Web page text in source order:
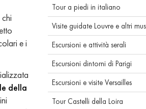
e i
della
Tour a piedi in italiano
Visite guidate Louvre e altri
Escursioni e attività serali
Escursioni dintorni di Parigi
Escursioni e visite Versailles
Tour Castelli della Loira